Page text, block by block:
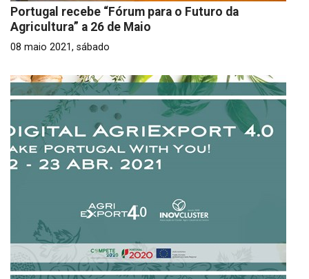
Portugal recebe “Fórum para o Futuro da
Agricultura” a 26 de Maio
08 maio 2021, sábado